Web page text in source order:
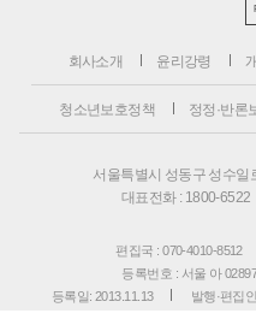
회사소개 윤리강령
청소년보호정책 정정·반론
서울특별시 성동구 성수일
대표전화 : 1800-6522
편집국 : 070-4010-8512
등록번호 : 서울 아
등록일: 2013.11.13
발행·편집